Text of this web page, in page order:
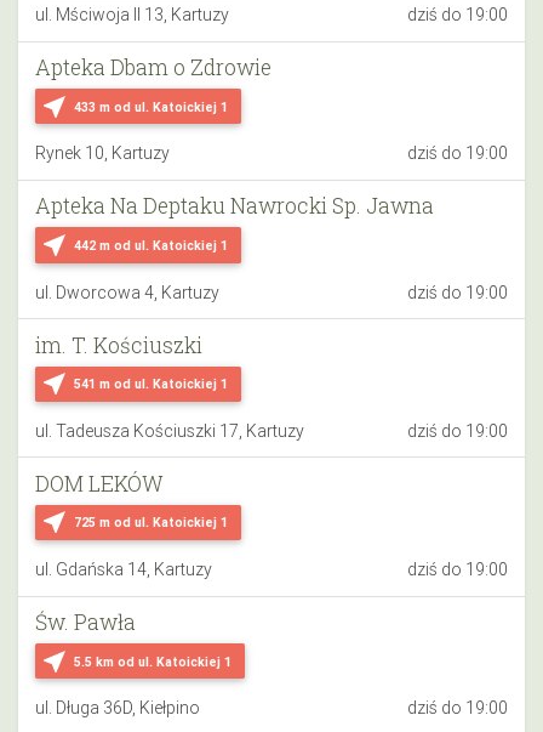
ul. Mściwoja II 13, Kartuzy dziś do 19:00
near_me 433 m od ul. Katoickiej 1
Apteka Dbam o Zdrowie
Rynek 10, Kartuzy dziś do 19:00
near_me 442 m od ul. Katoickiej 1
Apteka Na Deptaku Nawrocki Sp. Jawna
ul. Dworcowa 4, Kartuzy dziś do 19:00
near_me 541 m od ul. Katoickiej 1
im. T. Kościuszki
ul. Tadeusza Kościuszki 17, Kartuzy dziś do 19:00
near_me 725 m od ul. Katoickiej 1
DOM LEKÓW
ul. Gdańska 14, Kartuzy dziś do 19:00
near_me 5.5 km od ul. Katoickiej 1
Św. Pawła
ul. Długa 36D, Kiełpino dziś do 19:00